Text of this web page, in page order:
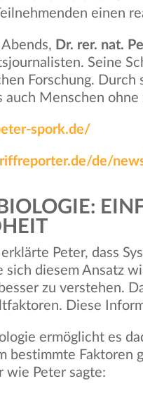
einen
Dr. rer. nat.
Seine
Forschung.
auch Menschen
spork.de/
de/
Peter, dass
sich diesem Ansatz
zu verstehen.
Diese
ermöglicht es
bestimmte Faktoren
wie Peter sagte: